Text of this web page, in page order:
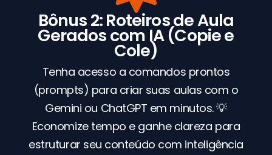
Bônus 2: Roteiros de Aula
Gerados com IA (Copie e
Cole)
Tenha acesso a comandos prontos
(prompts) para criar suas aulas com o
Gemini ou ChatGPT em minutos. 💡
Economize tempo e ganhe clareza para
estruturar seu conteúdo com inteligência